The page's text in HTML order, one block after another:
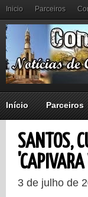
Inicio Parceiros
Início Parceiros
SANTOS,
3 de julho de